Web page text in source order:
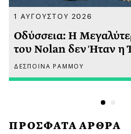
ΠΡΟΣΦΑΤΑ ΑΡΘΡΑ
1 ΑΥΓΟΥΣΤΟΥ 2026
Οδύσσεια: Η
του Nolan δεν Ήταν η
ΔΕΣΠΟΙΝΑ ΡΑΜΜΟΥ